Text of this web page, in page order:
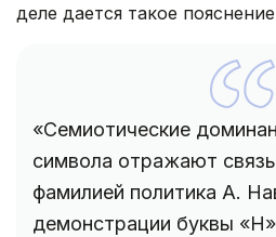
деле дается такое
«Семиотические
символа отражают
фамилией политика А.
демонстрации буквы